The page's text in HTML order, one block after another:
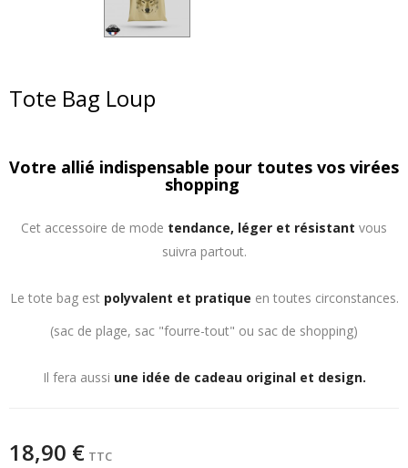
Tote Bag Loup
Votre allié indispensable pour toutes vos virées
shopping
Cet accessoire de mode tendance, léger et résistant vous
suivra partout.
Le tote bag est polyvalent et pratique en toutes circonstances.
(sac de plage, sac "fourre-tout" ou sac de shopping)
Il fera aussi une idée de cadeau original et design.
18,90 € TTC